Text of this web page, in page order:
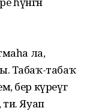
ла,
Табаҡ-табаҡ
бер күреүгә
ти. Яуап